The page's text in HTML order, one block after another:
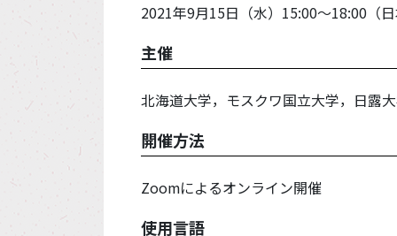
2021年9月15日（水）15:00～18:00（日
主催
北海道大学，モスクワ国立大学，日露
開催方法
Zoomによるオンライン開催
使用言語